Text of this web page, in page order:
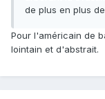
de plus en plus
Pour l'américain de
lointain et d'abstrait.